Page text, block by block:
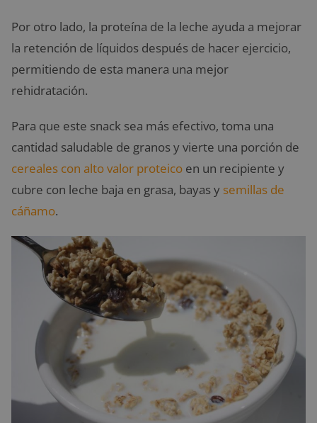
Por otro lado, la proteína de la leche ayuda a mejorar
la retención de líquidos después de hacer ejercicio,
permitiendo de esta manera una mejor
rehidratación.
Para que este snack sea más efectivo, toma una
cantidad saludable de granos y vierte una porción de
cereales con alto valor proteico en un recipiente y
cubre con leche baja en grasa, bayas y semillas de
cáñamo.